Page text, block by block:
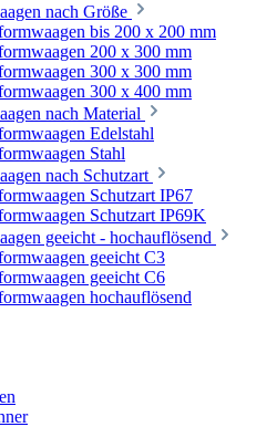
nach Größe
bis 200 x 200 mm
200 x 300 mm
300 x 300 mm
300 x 400 mm
nach Material
Edelstahl
Stahl
nach Schutzart
Schutzart IP67
Schutzart IP69K
geeicht - hochauflösend
geeicht C3
geeicht C6
hochauflösend